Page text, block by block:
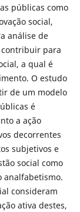
públicas como
social,
análise de
contribuir para
a qual é
O estudo
de um modelo
é
a ação
decorrentes
subjetivos e
social como
analfabetismo.
consideram
ativa destes,